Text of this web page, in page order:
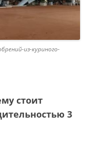
из-куриного-
стоит
3